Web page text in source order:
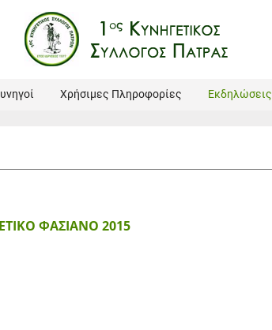
Χρήσιμες Πληροφορίες Εκδηλώσεις
ΦΑΣΙΑΝΟ 2015